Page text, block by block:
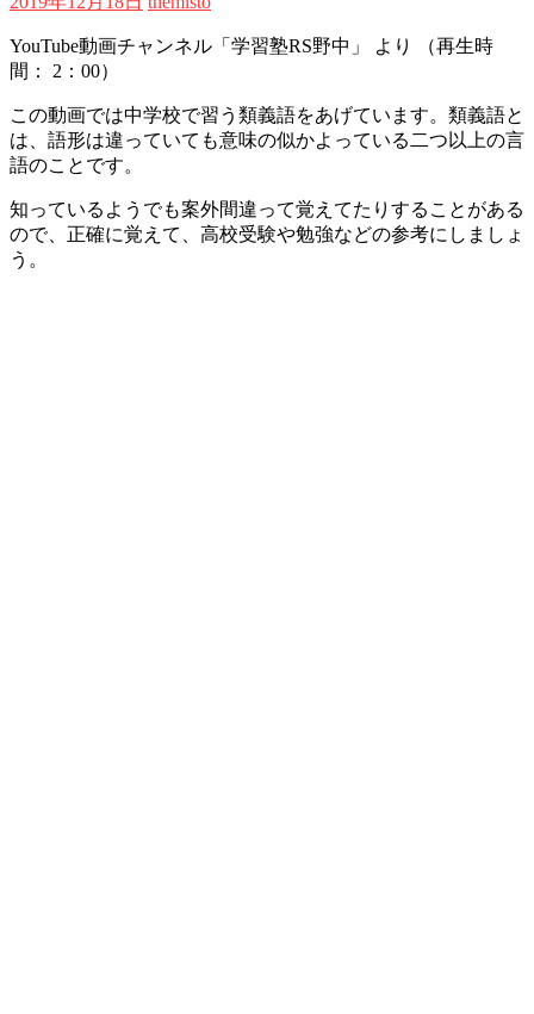
YouTube動画チャンネル「学習塾RS野中」 より （再生時
間： 2：00）
この動画では中学校で習う類義語をあげています。類義語と
は、語形は違っていても意味の似かよっている二つ以上の言
語のことです。
知っているようでも案外間違って覚えてたりすることがある
ので、正確に覚えて、高校受験や勉強などの参考にしましょ
う。